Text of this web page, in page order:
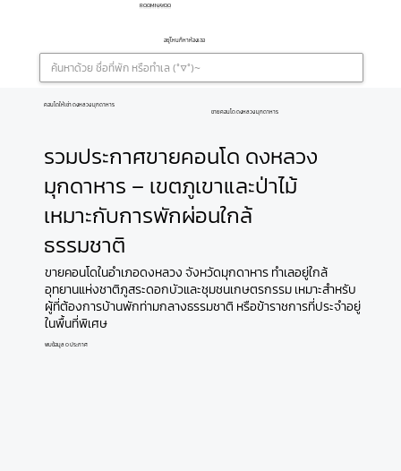
ROOMNAYOO
อยู่ไหนก็หาห้องเจอ
คอนโดให้เช่า ดงหลวง มุกดาหาร
ขายคอนโด ดงหลวง มุกดาหาร
รวมประกาศขายคอนโด ดงหลวง
มุกดาหาร – เขตภูเขาและป่าไม้
เหมาะกับการพักผ่อนใกล้
ธรรมชาติ
ขายคอนโดในอำเภอดงหลวง จังหวัดมุกดาหาร ทำเลอยู่ใกล้
อุทยานแห่งชาติภูสระดอกบัวและชุมชนเกษตรกรรม เหมาะสำหรับ
ผู้ที่ต้องการบ้านพักท่ามกลางธรรมชาติ หรือข้าราชการที่ประจำอยู่
ในพื้นที่พิเศษ
พบข้อมูล 0 ประกาศ